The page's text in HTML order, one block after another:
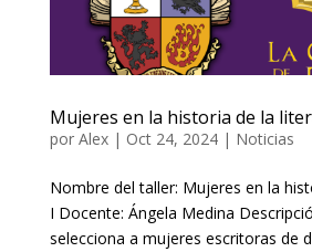
Mujeres en la historia de la
por Alex| Oct 24, 2024| Noticias
Nombre del taller: Mujeres en la
I Docente: Ángela Medina
selecciona a mujeres escritoras de